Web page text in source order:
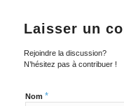
Laisser un
Rejoindre la discussion?
N’hésitez pas à contribuer !
Nom *